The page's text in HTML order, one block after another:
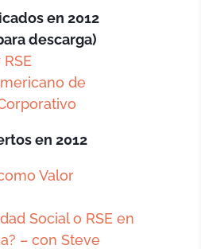
en 2012
descarga)
de
en 2012
Valor
Social o RSE en
– con Steve